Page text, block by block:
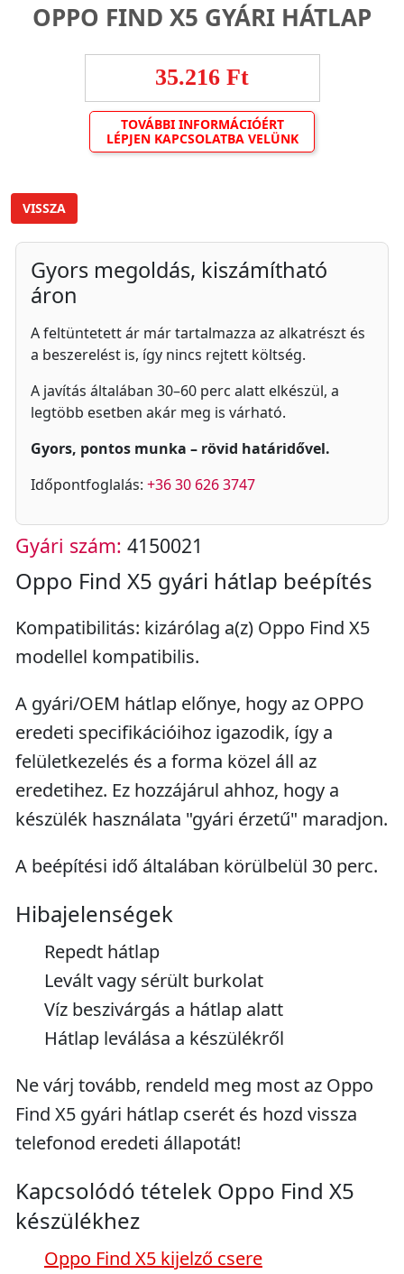
OPPO FIND X5 GYÁRI HÁTLAP
35.216 Ft
TOVÁBBI INFORMÁCIÓÉRT
LÉPJEN KAPCSOLATBA VELÜNK
VISSZA
Gyors megoldás, kiszámítható
áron
A feltüntetett ár már tartalmazza az alkatrészt és
a beszerelést is, így nincs rejtett költség.
A javítás általában 30–60 perc alatt elkészül, a
legtöbb esetben akár meg is várható.
Gyors, pontos munka – rövid határidővel.
Időpontfoglalás: +36 30 626 3747
Gyári szám: 4150021
Oppo Find X5 gyári hátlap beépítés
Kompatibilitás: kizárólag a(z) Oppo Find X5
modellel kompatibilis.
A gyári/OEM hátlap előnye, hogy az OPPO
eredeti specifikációihoz igazodik, így a
felületkezelés és a forma közel áll az
eredetihez. Ez hozzájárul ahhoz, hogy a
készülék használata "gyári érzetű" maradjon.
A beépítési idő általában körülbelül 30 perc.
Hibajelenségek
Repedt hátlap
Levált vagy sérült burkolat
Víz beszivárgás a hátlap alatt
Hátlap leválása a készülékről
Ne várj tovább, rendeld meg most az Oppo
Find X5 gyári hátlap cserét és hozd vissza
telefonod eredeti állapotát!
Kapcsolódó tételek Oppo Find X5
készülékhez
Oppo Find X5 kijelző csere